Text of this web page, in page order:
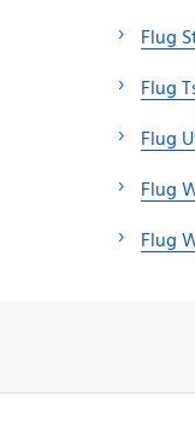
Flug
Flug
Flug
Flug
Flug